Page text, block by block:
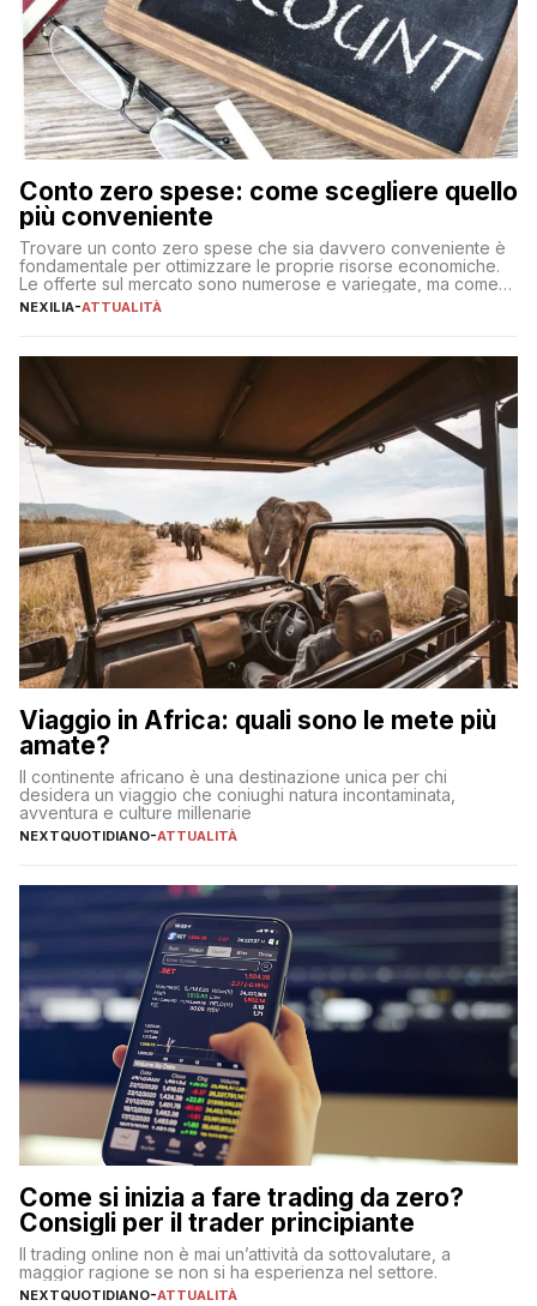
Conto zero spese: come scegliere quello
più conveniente
Trovare un conto zero spese che sia davvero conveniente è
fondamentale per ottimizzare le proprie risorse economiche.
Le offerte sul mercato sono numerose e variegate, ma come
individuare quella più adatta alle proprie esigenze senza
sul […]
NEXILIA-ATTUALITÀ
Viaggio in Africa: quali sono le mete più
amate?
Il continente africano è una destinazione unica per chi
desidera un viaggio che coniughi natura incontaminata,
avventura e culture millenarie
NEXTQUOTIDIANO-ATTUALITÀ
Come si inizia a fare trading da zero?
Consigli per il trader principiante
Il trading online non è mai un’attività da sottovalutare, a
maggior ragione se non si ha esperienza nel settore.
NEXTQUOTIDIANO-ATTUALITÀ